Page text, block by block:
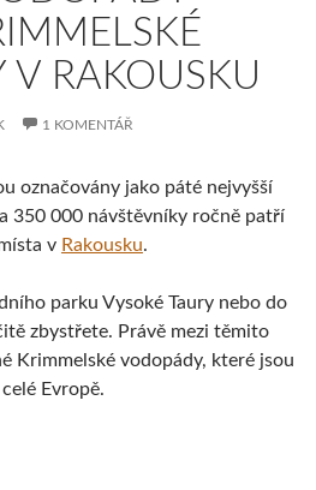
V RAKOUSKU
1 KOMENTÁŘ
označovány jako páté nejvyšší
350 000 návštěvníky ročně patří
v Rakousku.
parku Vysoké Taury nebo do
zbystřete. Právě mezi těmito
Krimmelské vodopády, které jsou
Evropě.
vodopády Evropy, Krimmelské